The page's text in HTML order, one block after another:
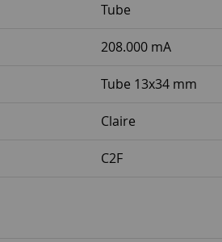
Tube
208.000 mA
Tube 13x34 mm
Claire
C2F